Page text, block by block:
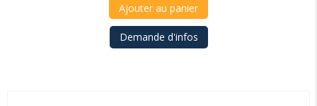
Ajouter au panier
Demande d'infos